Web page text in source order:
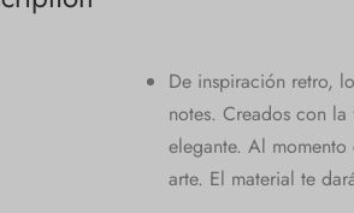
De inspiración retro,
notes. Creados con
elegante. Al
arte. El material te